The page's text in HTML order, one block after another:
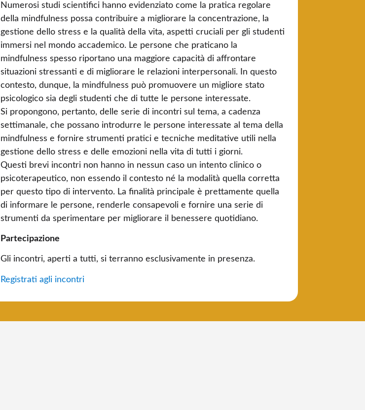
Numerosi studi scientifici hanno evidenziato come la pratica regolare
della mindfulness possa contribuire a migliorare la concentrazione, la
gestione dello stress e la qualità della vita, aspetti cruciali per gli studenti
immersi nel mondo accademico. Le persone che praticano la
mindfulness spesso riportano una maggiore capacità di affrontare
situazioni stressanti e di migliorare le relazioni interpersonali. In questo
contesto, dunque, la mindfulness può promuovere un migliore stato
psicologico sia degli studenti che di tutte le persone interessate.
Si propongono, pertanto, delle serie di incontri sul tema, a cadenza
settimanale, che possano introdurre le persone interessate al tema della
mindfulness e fornire strumenti pratici e tecniche meditative utili nella
gestione dello stress e delle emozioni nella vita di tutti i giorni.
Questi brevi incontri non hanno in nessun caso un intento clinico o
psicoterapeutico, non essendo il contesto né la modalità quella corretta
per questo tipo di intervento. La finalità principale è prettamente quella
di informare le persone, renderle consapevoli e fornire una serie di
strumenti da sperimentare per migliorare il benessere quotidiano.
Partecipazione
Gli incontri, aperti a tutti, si terranno esclusivamente in presenza.
Registrati agli incontri